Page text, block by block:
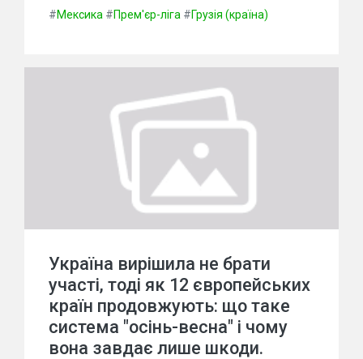
#Мексика #Прем'єр-ліга #Грузія (країна)
Україна вирішила не брати
участі, тоді як 12 європейських
країн продовжують: що таке
система "осінь-весна" і чому
вона завдає лише шкоди.